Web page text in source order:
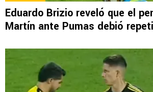
Eduardo Brizio reveló que el
Martín ante Pumas debió